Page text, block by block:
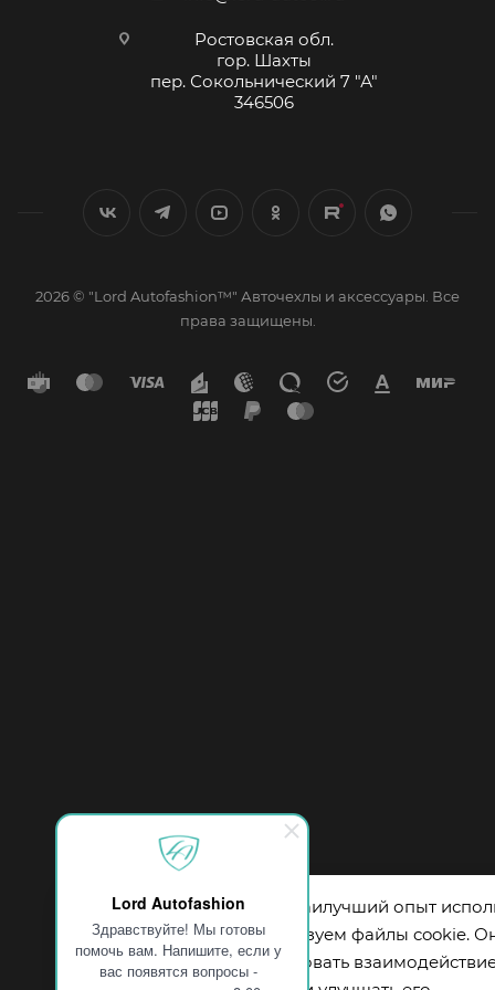
Lord Autofashion
Здравствуйте! Мы готовы
помочь вам. Напишите, если у
вас появятся вопросы -
технологические молнии под подлокотник.
Сиденье заднего ряда цельное 1 шт.
Подголовники:3шт, Г-образные.
Чехол подлокотника:1шт.
Всего элементов:15шт.
Ростовская обл.
гор. Шахты
пер. Сокольнический 7 "А"
346506
2026 © "Lord Autofashion™" Авточехлы и аксессуары. Все
права защищены.
Чтобы обеспечить вам наилучший опыт
нашего сайта, мы используем файлы cookie.
помогают нам анализировать